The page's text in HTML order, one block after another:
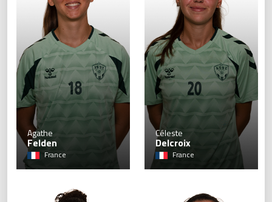
18
Agathe
Felden
France
Céleste
Delcroix
France